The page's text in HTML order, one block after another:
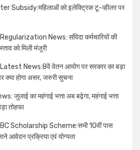
Subsidy:महिलाओं को इलेक्ट्रिक टू-व्हीलर पर
News: संविदा कर्मचारियों की
को मिली मंजूरी
News:8वें वेतन आयोग पर सरकार का बड़ा
क्या होगा असर, जरुरी सुचना
जुलाई का महंगाई भत्ता अब बढ़ेगा, महंगाई भत्ता
तोहफा
Scholarship Scheme:सभी 10वीं पास
आवेदन प्रक्रिया एवं योग्यता